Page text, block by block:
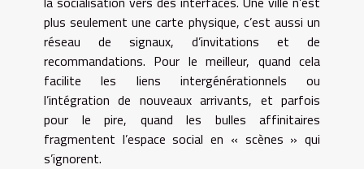
plus seulement une carte physique, c’est aussi un
réseau de signaux, d’invitations et de
recommandations. Pour le meilleur, quand cela
facilite les liens intergénérationnels ou
l’intégration de nouveaux arrivants, et parfois
pour le pire, quand les bulles affinitaires
fragmentent l’espace social en « scènes » qui
s’ignorent.